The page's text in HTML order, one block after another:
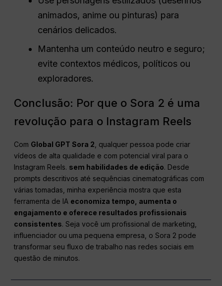
animados, anime ou pinturas) para
cenários delicados.
Mantenha um conteúdo neutro e seguro;
evite contextos médicos, políticos ou
exploradores.
Conclusão: Por que o Sora 2 é uma
revolução para o Instagram Reels
Com Global GPT Sora 2 , qualquer pessoa pode criar
vídeos de alta qualidade e com potencial viral para o
Instagram Reels. sem habilidades de edição. Desde
prompts descritivos até sequências cinematográficas com
várias tomadas, minha experiência mostra que esta
ferramenta de IA economiza tempo, aumenta o
engajamento e oferece resultados profissionais
consistentes. Seja você um profissional de marketing,
influenciador ou uma pequena empresa, o Sora 2 pode
transformar seu fluxo de trabalho nas redes sociais em
questão de minutos.